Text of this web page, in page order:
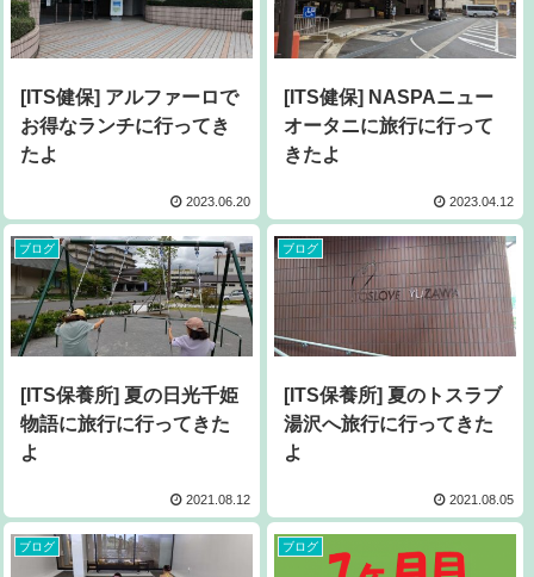
[ITS健保] アルファーロで
お得なランチに行ってき
たよ
2023.06.20
[ITS健保] NASPAニュー
オータニに旅行に行って
きたよ
2023.04.12
ブログ
[ITS保養所] 夏の日光千姫
物語に旅行に行ってきた
よ
2021.08.12
ブログ
[ITS保養所] 夏のトスラブ
湯沢へ旅行に行ってきた
よ
2021.08.05
ブログ ブログ